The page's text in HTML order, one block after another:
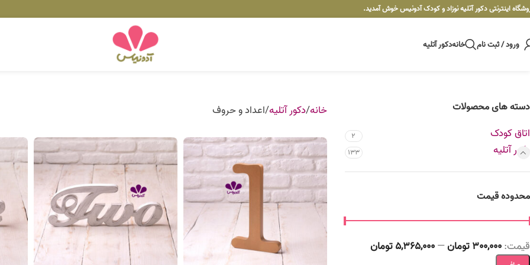
اینترنتی دکور آتلیه نوزاد و کودک آدونیس خوش آمدید.
ورود / ثبت نام خانهدکور آتلیه
دسته های محصولات
اتاق کودک 2
دکور آتلیه 133
محدوده قیمت
قيمت:300,000 تومان —5,365,000 تومان
خانه دکور آتلیه اعداد و حروف